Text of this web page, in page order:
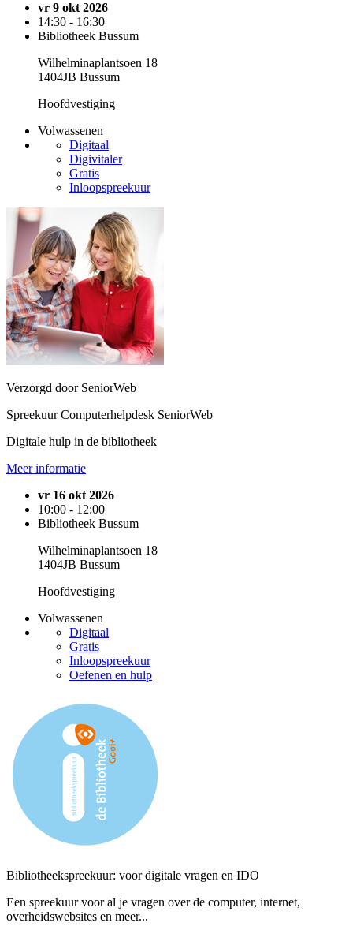
vr 9 okt 2026
14:30 - 16:30
Bibliotheek Bussum
Wilhelminaplantsoen 18
1404JB Bussum
Hoofdvestiging
Volwassenen
Digitaal
Digivitaler
Gratis
Inloopspreekuur
Verzorgd door SeniorWeb
Spreekuur Computerhelpdesk SeniorWeb
Digitale hulp in de bibliotheek
Meer informatie
vr 16 okt 2026
10:00 - 12:00
Bibliotheek Bussum
Wilhelminaplantsoen 18
1404JB Bussum
Hoofdvestiging
Volwassenen
Digitaal
Gratis
Inloopspreekuur
Oefenen en hulp
Bibliotheekspreekuur: voor digitale vragen en IDO
Een spreekuur voor al je vragen over de computer, internet,
overheidswebsites en meer...